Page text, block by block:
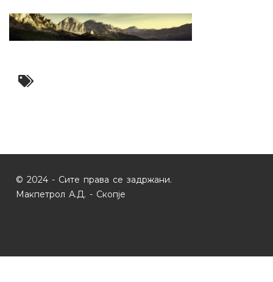
© 2024 - Сите права се задржани.
Макпетрол А.Д. - Скопје